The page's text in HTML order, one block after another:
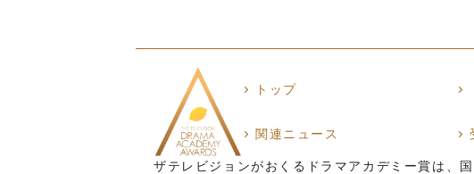
トップ
関連ニュース
ザテレビジョンがおくるドラマアカデミー賞は、